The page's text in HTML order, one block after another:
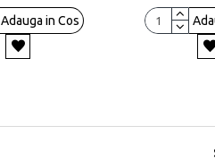
Adauga in Cos